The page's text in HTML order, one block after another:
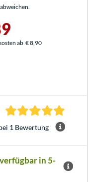
ab € 8,90
1 Bewertung
in 5-